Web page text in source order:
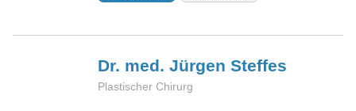
Dr. med. JürgenSteffes
Plastischer Chirurg